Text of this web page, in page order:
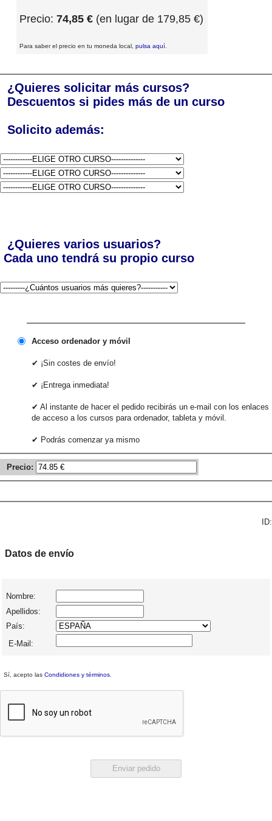
Precio: 74,85 € (en lugar de 179,85 €)
Para saber el precio en tu moneda local, pulsa aquí
¿Quieres solicitar más cursos?
Descuentos si pides más de un curso
Solicito además:
¿Quieres varios usuarios?
Cada uno tendrá su propio curso
Acceso ordenador y móvil
✔ ¡Sin costes de envío!
✔ ¡Entrega inmediata!
✔ Al instante de hacer el pedido recibirás un e-mail con los enlaces
de acceso a los cursos para ordenador, tableta y móvil.
✔ Podrás comenzar ya mismo
Precio:
ID:
Datos de envío
Nombre:
Apellidos:
País:
E-Mail:
Sí, acepto las Condidiones y términos